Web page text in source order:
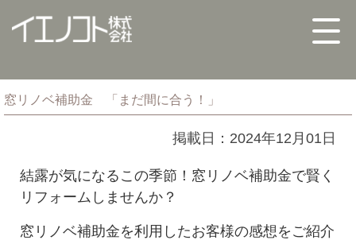
窓リノベ補助金 「まだ間に合う！」
掲載日：2024年12月01日
結露が気になるこの季節！窓リノベ補助金で賢く
リフォームしませんか？
窓リノベ補助金を利用したお客様の感想をご紹介